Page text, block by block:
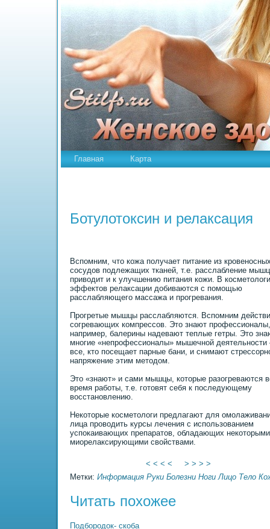
Главная Карта
Ботулотоксин и релаксация
Вспомним, что кожа получает питание из
сосудов подлежащих тканей, т.е. расслабление мышц
пpиводит и к улучшению питания кожи. В
эффектов релаксации добиваются с помощью
расслабляющего массажа и прогревания.
Прогретые мышцы расслабляются. Вспомним
согревающих компрессов. Это знают профессионалы,
напpимер, балеpины надевают теплые гетры. Это
многие «непрофессионалы» мышечной деятельности
все, кто посещает парные бани, и снимают
напряжение этим методом.
Это «знают» и сами мышцы, которые разогреваются
время работы, т.е. готовят себя к последующему
восстановлению.
Некоторые косметологи предлагают для
лица проводить курсы лечения с использованием
успокаивающих препаратов, обладающих некоторыми
миорелаксирующими свойствами.
< < < <
> > > >
Метки: Информация Руки Болезни Ноги Лицо Тело
Читать похожее
Подбородок- скоба